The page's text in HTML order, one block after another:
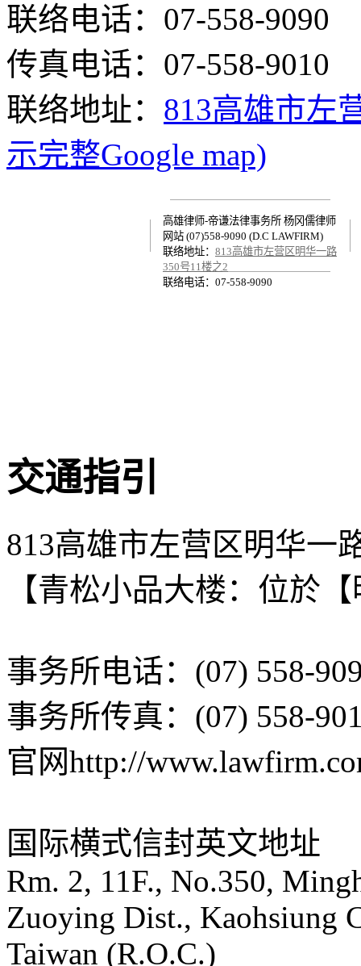
联络电话：07-558-9090
传真电话：07-558-9010
联络地址： 813高雄市左
示完整Google map)
高雄律师-帝谦法律事务所 杨冈儒律师
网站 (07)558-9090 (D.C LAWFIRM)
联络地址： 813高雄市左营区明华一路
350号11楼之2
联络电话：07-558-9090
交通指引
813高雄市左营区明华一
【青松小品大楼：位於
事务所电话：(07) 558-
事务所传真：(07) 558-
官网http://
国际横式信封英文地址
Rm. 2, 11F., No.350,
Zuoying Dist., Kaohsiung
Taiwan (R.O.C.)